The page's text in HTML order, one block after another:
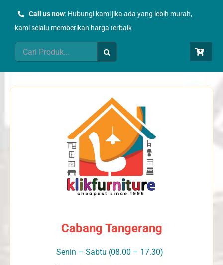
Call us now: Hubungi kami jika ada yang lebih murah,
kami selalu memberikan harga terbaik
Search
for:
Cabang Tangerang
Senin – Sabtu (08.00 – 17.30)